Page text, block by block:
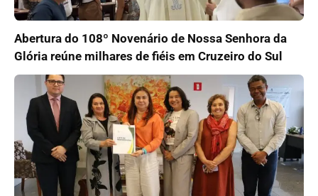
Abertura do 108º Novenário de Nossa Senhora da
Glória reúne milhares de fiéis em Cruzeiro do Sul